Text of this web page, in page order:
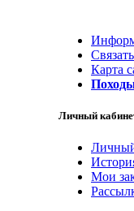
Карта
Личный
Мои